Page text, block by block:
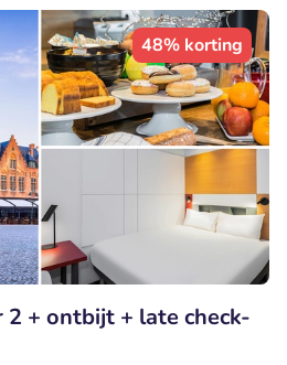
48% korting
+ ontbijt + late check-